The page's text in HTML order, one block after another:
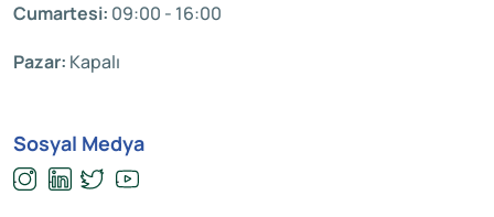
Cumartesi: 09:00 - 16:00
Pazar: Kapalı
Sosyal Medya
. . . .